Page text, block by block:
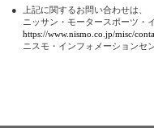
●
上記に関するお問い合わせは、
ニッサン・モータースポーツ・
https://www.nismo.co.jp/misc/
ニスモ・インフォメーションセ